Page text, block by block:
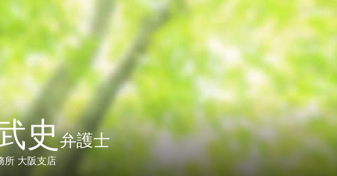
史弁護士
所 大阪支店